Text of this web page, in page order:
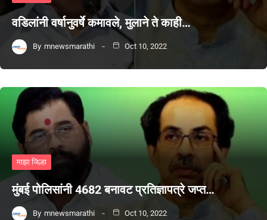
वडिलांनी वर्षानुवर्षे कमावले, मुलाने ते काही…
By mnewsmarathi Oct 10, 2022
माझा जिल्हा
मुंबई पोलिसांनी 4682 बनावट प्रतिज्ञापत्रे जप्त…
By mnewsmarathi Oct 10, 2022